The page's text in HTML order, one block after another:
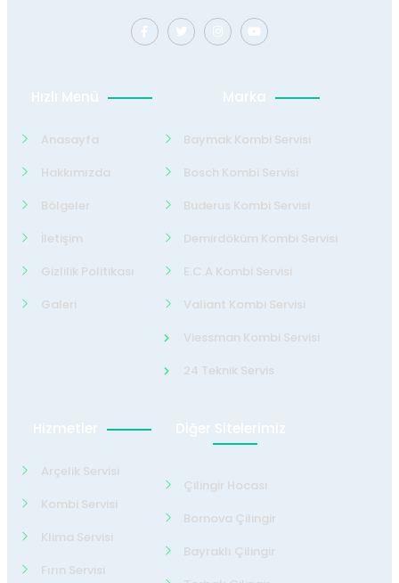
Hızlı Menü
Anasayfa
Hakkımızda
Bölgeler
İletişim
Gizlilik Politikası
Galeri
Marka
Baymak Kombi Servisi
Bosch Kombi Servisi
Buderus Kombi Servisi
Demirdöküm Kombi Servisi
E.C.A Kombi Servisi
Valiant Kombi Servisi
Viessman Kombi Servisi
24 Teknik Servis
Hizmetler
Arçelik Servisi
Kombi Servisi
Klima Servisi
Fırın Servisi
Diğer Sitelerimiz
Çilingir Hocası
Bornova Çilingir
Bayraklı Çilingir